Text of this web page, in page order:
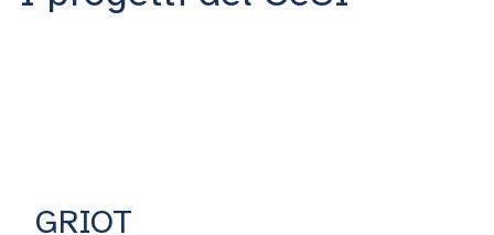
In linea con l’Obiettivo Strategico “Maximize